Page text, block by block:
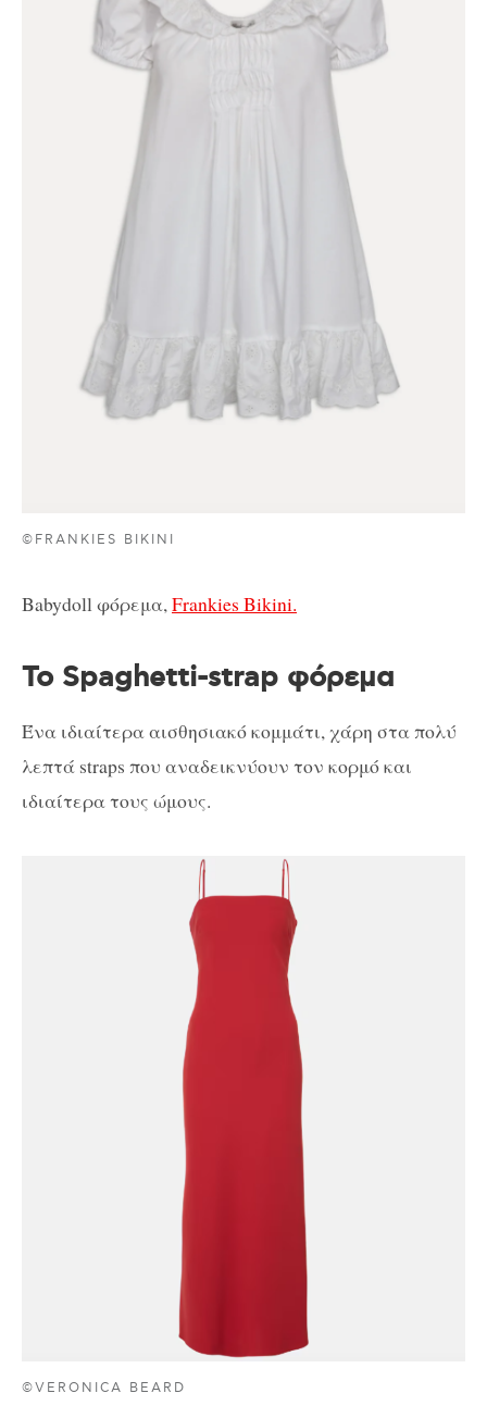
©FRANKIES BIKINI
Babydoll φόρεμα,Frankies Bikini.
Το Spaghetti-strap φόρεμα
Ένα ιδιαίτερα αισθησιακό κομμάτι, χάρη στα πολύ
λεπτά straps που αναδεικνύουν τον κορμό και
ιδιαίτερα τους ώμους.
©VERONICA BEARD